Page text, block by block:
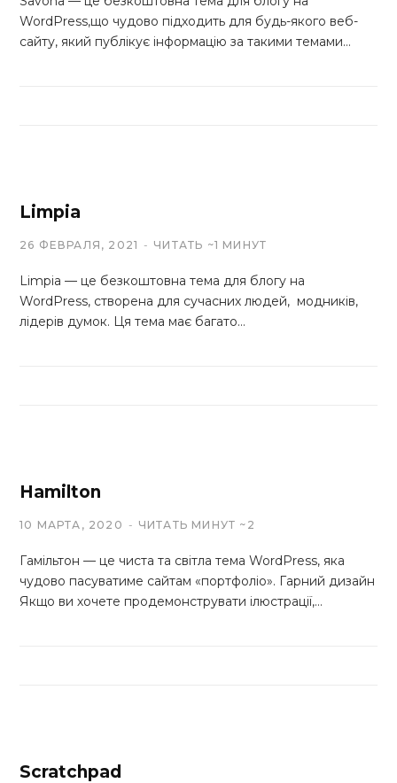
WordPress,що чудово підходить для будь-якого веб-
сайту, який публікує інформацію за такими темами…
Limpia
26 ФЕВРАЛЯ, 2021 ЧИТАТЬ ~1 МИНУТ
Limpia — це безкоштовна тема для блогу на
WordPress, створена для сучасних людей, модників,
лідерів думок. Ця тема має багато…
Hamilton
10 МАРТА, 2020 ЧИТАТЬ МИНУТ ~2
Гамільтон — це чиста та світла тема WordPress, яка
чудово пасуватиме сайтам «портфоліо». Гарний дизайн
Якщо ви хочете продемонструвати ілюстрації,…
Scratchpad